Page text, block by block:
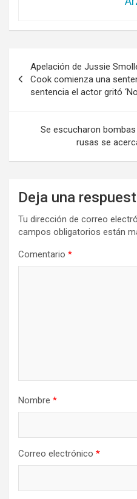
de
entradas
Apelación de Jussie
Cook comienza una
sentencia el actor gritó
Se escucharon
rusas se
Deja una
Tu dirección de correo
campos obligatorios están
Comentario *
Nombre *
Correo electrónico *